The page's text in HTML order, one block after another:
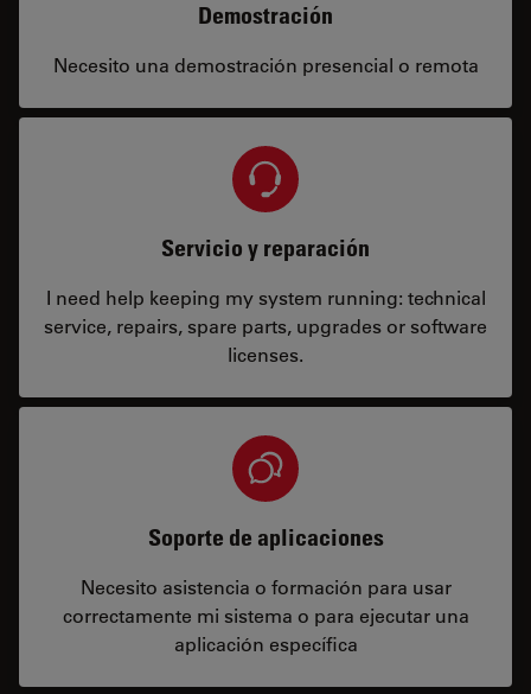
Demostración
Necesito una demostración presencial o remota
Servicio y reparación
I need help keeping my system running: technical
service, repairs, spare parts, upgrades or software
licenses.
Soporte de aplicaciones
Necesito asistencia o formación para usar
correctamente mi sistema o para ejecutar una
aplicación específica